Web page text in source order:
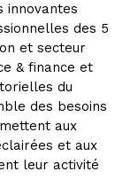
innovantes
des 5
et secteur
& finance et
du
des besoins
aux
et aux
leur activité